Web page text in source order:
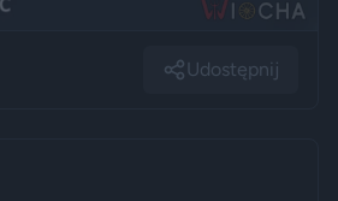
Udostępnij